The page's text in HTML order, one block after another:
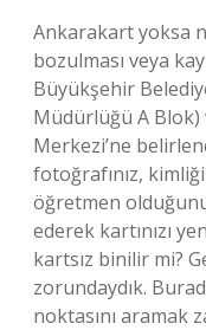
Ankarakart yoksa
bozulması veya
Büyükşehir
Müdürlüğü A Blok)
Merkezi’ne
fotoğrafınız,
öğretmen
ederek kartınızı
kartsız binilir mi?
zorundaydık.
noktasını aramak